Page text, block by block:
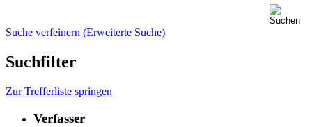
Suche verfeinern (Erweiterte Suche)
Suchfilter
Zur Trefferliste springen
Verfasser